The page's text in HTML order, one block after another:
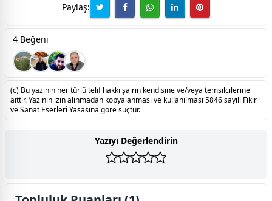
Paylaş:
4 Beğeni
(c) Bu yazının her türlü telif hakkı şairin kendisine ve/veya temsilcilerine
aittir. Yazının izin alınmadan kopyalanması ve kullanılması 5846 sayılı Fikir
ve Sanat Eserleri Yasasına göre suçtur.
Yazıyı Değerlendirin